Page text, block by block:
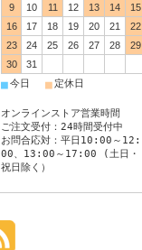
9
10 11 12 13 14
15
16
17 18 19 20 21
22
23
24 25 26 27 28
29
30
31
■今日 ■ 定休日
オンラインストア営業時間
ご注文受付：24時間受付中
お問合応対：平日10:00～12:
00、13:00～17:00 (土日・
祝日除く）